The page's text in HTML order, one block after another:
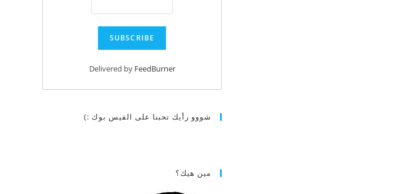
Delivered by FeedBurner
شووو رأيك تحبنا على الفيس بوك :)
مين هيك؟